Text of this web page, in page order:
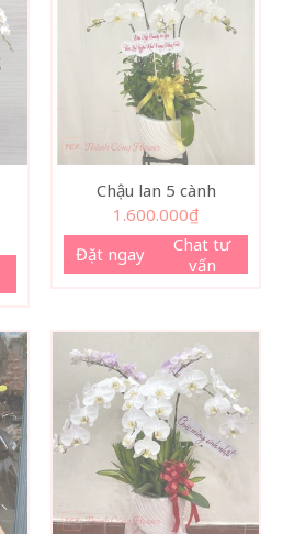
Chậu lan 5 cành
1.600.000₫
Đặt ngay
Chat tư
vấn